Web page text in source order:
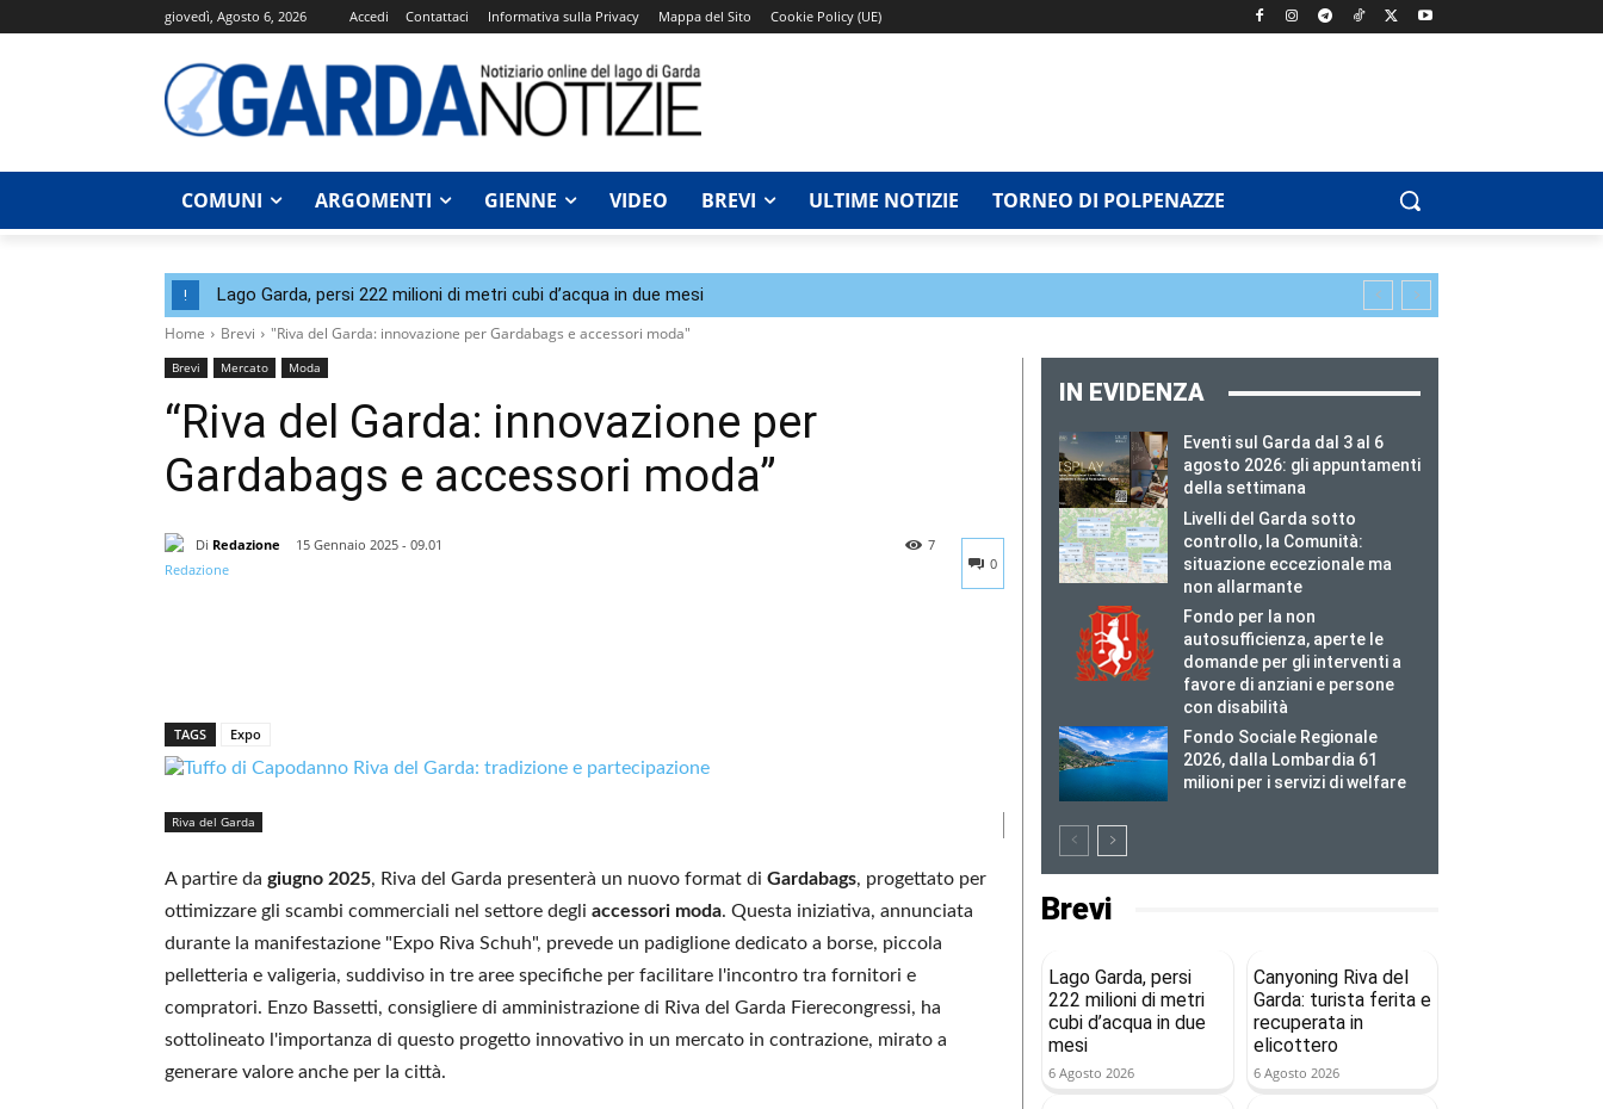
giovedì, Agosto 6, 2026 Accedi Contattaci Informativa sulla Privacy Mappa del Sito Cookie Policy (UE)
COMUNI ARGOMENTI GIENNE VIDEO BREVI ULTIME NOTIZIE TORNEO DI POLPENAZZE
! Lago Garda, persi 222 milioni di metri cubi d’acqua in due mesi
Home Brevi "Riva del Garda: innovazione per Gardabags e accessori moda"
Brevi Mercato Moda
“Riva del Garda: innovazione per
Gardabags e accessori moda”
Di Redazione
15 Gennaio 2025 - 09.01
0
7
TAGS Expo
Riva del Garda
A partire da giugno 2025, Riva del Garda presenterà un nuovo format di Gardabags, progettato per
ottimizzare gli scambi commerciali nel settore degli accessori moda. Questa iniziativa, annunciata
durante la manifestazione "Expo Riva Schuh", prevede un padiglione dedicato a borse, piccola
pelletteria e valigeria, suddiviso in tre aree specifiche per facilitare l'incontro tra fornitori e
compratori. Enzo Bassetti, consigliere di amministrazione di Riva del Garda Fierecongressi, ha
sottolineato l'importanza di questo progetto innovativo in un mercato in contrazione, mirato a
generare valore anche per la città.
IN EVIDENZA
Eventi sul Garda dal 3 al 6
agosto 2026: gli appuntamenti
della settimana
Livelli del Garda sotto
controllo, la Comunità:
situazione eccezionale ma
non allarmante
Fondo per la non
autosufficienza, aperte le
domande per gli interventi a
favore di anziani e persone
con disabilità
Fondo Sociale Regionale
2026, dalla Lombardia 61
milioni per i servizi di welfare
Brevi
Lago Garda, persi
222 milioni di metri
cubi d’acqua in due
mesi
6 Agosto 2026
Canyoning Riva del
Garda: turista ferita e
recuperata in
elicottero
6 Agosto 2026